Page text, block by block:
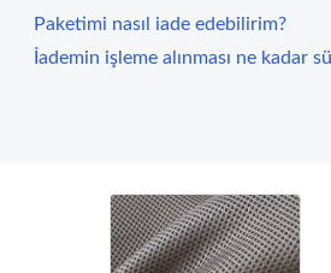
Paketimi nasıl iade edebilirim?
İademin işleme alınması ne kadar